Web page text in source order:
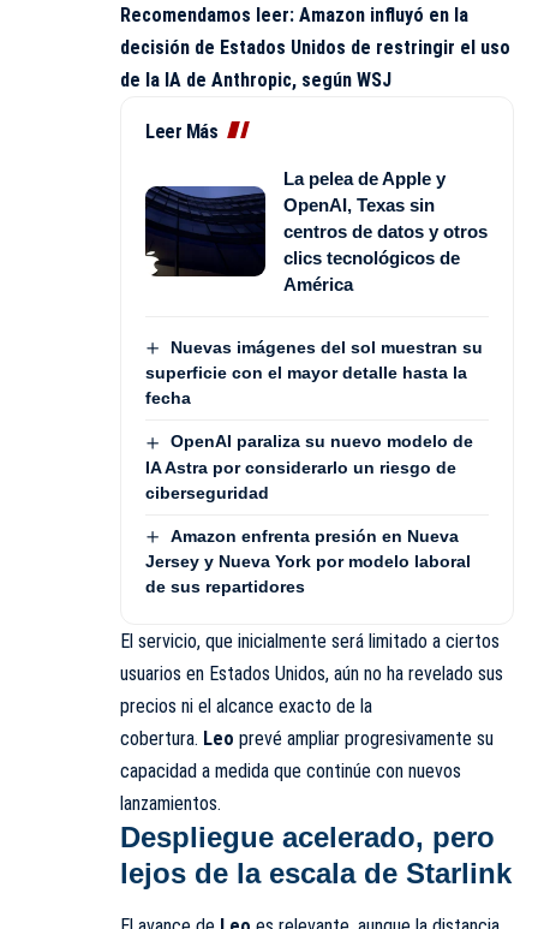
Recomendamos leer: Amazon influyó en la
decisión de Estados Unidos de restringir el uso
de la IA de Anthropic, según WSJ
Leer Más
La pelea de Apple y
OpenAI, Texas sin
centros de datos y otros
clics tecnológicos de
América
Nuevas imágenes del sol muestran su
superficie con el mayor detalle hasta la
fecha
OpenAI paraliza su nuevo modelo de
IA Astra por considerarlo un riesgo de
ciberseguridad
Amazon enfrenta presión en Nueva
Jersey y Nueva York por modelo laboral
de sus repartidores
El servicio, que inicialmente será limitado a ciertos
usuarios en Estados Unidos, aún no ha revelado sus
precios ni el alcance exacto de la
cobertura. Leo prevé ampliar progresivamente su
capacidad a medida que continúe con nuevos
lanzamientos.
Despliegue acelerado, pero
lejos de la escala de Starlink